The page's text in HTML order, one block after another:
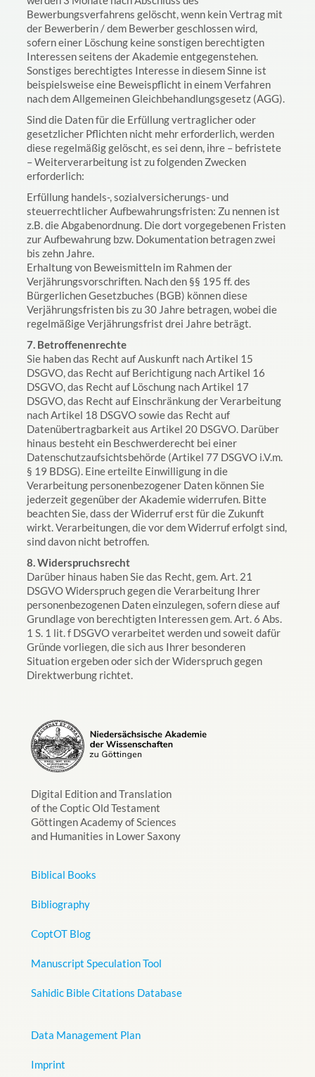
Bewerbungsverfahrens gelöscht, wenn kein Vertrag mit
der Bewerberin / dem Bewerber geschlossen wird,
sofern einer Löschung keine sonstigen berechtigten
Interessen seitens der Akademie entgegenstehen.
Sonstiges berechtigtes Interesse in diesem Sinne ist
beispielsweise eine Beweispflicht in einem Verfahren
nach dem Allgemeinen Gleichbehandlungsgesetz (AGG).
Sind die Daten für die Erfüllung vertraglicher oder
gesetzlicher Pflichten nicht mehr erforderlich, werden
diese regelmäßig gelöscht, es sei denn, ihre – befristete
– Weiterverarbeitung ist zu folgenden Zwecken
erforderlich:
Erfüllung handels-, sozialversicherungs- und
steuerrechtlicher Aufbewahrungsfristen: Zu nennen ist
z.B. die Abgabenordnung. Die dort vorgegebenen Fristen
zur Aufbewahrung bzw. Dokumentation betragen zwei
bis zehn Jahre.
Erhaltung von Beweismitteln im Rahmen der
Verjährungsvorschriften. Nach den §§ 195 ff. des
Bürgerlichen Gesetzbuches (BGB) können diese
Verjährungsfristen bis zu 30 Jahre betragen, wobei die
regelmäßige Verjährungsfrist drei Jahre beträgt.
7. Betroffenenrechte
Sie haben das Recht auf Auskunft nach Artikel 15
DSGVO, das Recht auf Berichtigung nach Artikel 16
DSGVO, das Recht auf Löschung nach Artikel 17
DSGVO, das Recht auf Einschränkung der Verarbeitung
nach Artikel 18 DSGVO sowie das Recht auf
Datenübertragbarkeit aus Artikel 20 DSGVO. Darüber
hinaus besteht ein Beschwerderecht bei einer
Datenschutzaufsichtsbehörde (Artikel 77 DSGVO i.V.m.
§ 19 BDSG). Eine erteilte Einwilligung in die
Verarbeitung personenbezogener Daten können Sie
jederzeit gegenüber der Akademie widerrufen. Bitte
beachten Sie, dass der Widerruf erst für die Zukunft
wirkt. Verarbeitungen, die vor dem Widerruf erfolgt sind,
sind davon nicht betroffen.
8. Widerspruchsrecht
Darüber hinaus haben Sie das Recht, gem. Art. 21
DSGVO Widerspruch gegen die Verarbeitung Ihrer
personenbezogenen Daten einzulegen, sofern diese auf
Grundlage von berechtigten Interessen gem. Art. 6 Abs.
1 S. 1 lit. f DSGVO verarbeitet werden und soweit dafür
Gründe vorliegen, die sich aus Ihrer besonderen
Situation ergeben oder sich der Widerspruch gegen
Direktwerbung richtet.
Digital Edition and Translation
of the Coptic Old Testament
Göttingen Academy of Sciences
and Humanities in Lower Saxony
Biblical Books
Bibliography
CoptOT Blog
Manuscript Speculation Tool
Sahidic Bible Citations Database
Data Management Plan
Imprint